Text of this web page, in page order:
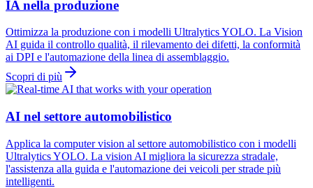
IA nella produzione
Ottimizza la produzione con i modelli Ultralytics YOLO. La Vision
AI guida il controllo qualità, il rilevamento dei difetti, la conformità
ai DPI e l'automazione della linea di assemblaggio.
Scopri di più
AI nel settore automobilistico
Applica la computer vision al settore automobilistico con i modelli
Ultralytics YOLO. La vision AI migliora la sicurezza stradale,
l'assistenza alla guida e l'automazione dei veicoli per strade più
intelligenti.